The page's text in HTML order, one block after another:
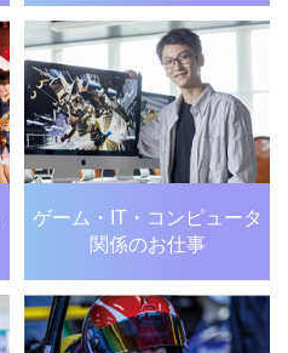
ゲーム・IT・ コンピュータ
関係のお仕事